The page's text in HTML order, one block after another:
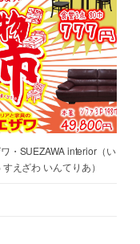
・SUEZAWA interior（い
えざわ いんてりあ）